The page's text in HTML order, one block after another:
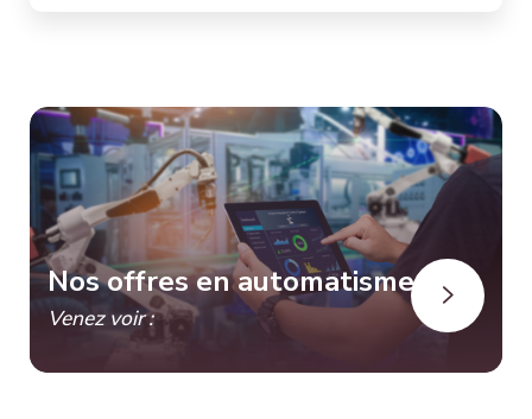
Nos offres en automatisme
Venez voir :